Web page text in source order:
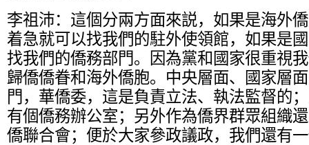
李祖沛： 這個分兩方面來説，如果是海外
着急就可以找我們的駐外使領館，如果是
找我們的僑務部門。因為黨和國家很重視
歸僑僑眷和海外僑胞。中央層面、國家層
門，華僑委，這是負責立法、執法監督的
有個僑務辦公室；另外作為僑界群眾組織
僑聯合會；便於大家參政議政，我們還有